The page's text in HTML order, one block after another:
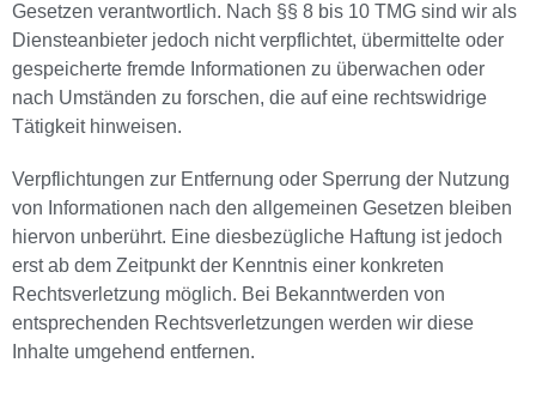
Gesetzen verantwortlich. Nach §§ 8 bis 10 TMG sind wir als
Diensteanbieter jedoch nicht verpflichtet, übermittelte oder
gespeicherte fremde Informationen zu überwachen oder
nach Umständen zu forschen, die auf eine rechtswidrige
Tätigkeit hinweisen.
Verpflichtungen zur Entfernung oder Sperrung der Nutzung
von Informationen nach den allgemeinen Gesetzen bleiben
hiervon unberührt. Eine diesbezügliche Haftung ist jedoch
erst ab dem Zeitpunkt der Kenntnis einer konkreten
Rechtsverletzung möglich. Bei Bekanntwerden von
entsprechenden Rechtsverletzungen werden wir diese
Inhalte umgehend entfernen.